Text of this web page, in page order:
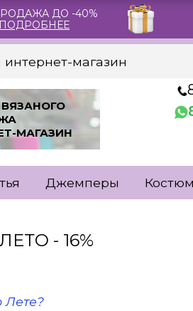
ДО -40%
ПОДРОБНЕЕ
магазин
МАГАЗИН
Джемперы
- 16%
Лете?